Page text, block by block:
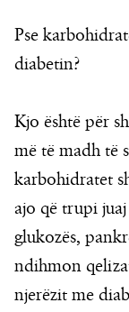
Pse
diabetin?
Kjo është për
më të madh të
karbohidratet
ajo që trupi
glukozës,
ndihmon
njerëzit me